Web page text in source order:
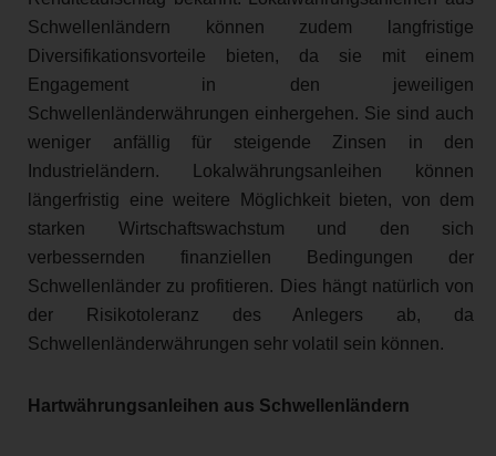
Schwellenländern können zudem langfristige
Diversifikationsvorteile bieten, da sie mit einem
Engagement in den jeweiligen
Schwellenländerwährungen einhergehen. Sie sind auch
weniger anfällig für steigende Zinsen in den
Industrieländern. Lokalwährungsanleihen können
längerfristig eine weitere Möglichkeit bieten, von dem
starken Wirtschaftswachstum und den sich
verbessernden finanziellen Bedingungen der
Schwellenländer zu profitieren. Dies hängt natürlich von
der Risikotoleranz des Anlegers ab, da
Schwellenländerwährungen sehr volatil sein können.
Hartwährungsanleihen aus Schwellenländern